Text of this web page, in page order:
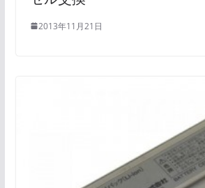
2013年11月21日